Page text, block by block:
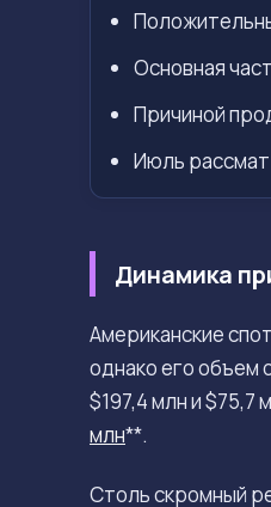
Основная
Причиной
Июль
Динамика
Американские
однако его объем
$197,4 млн и $75,7
млн**.
Столь скромный